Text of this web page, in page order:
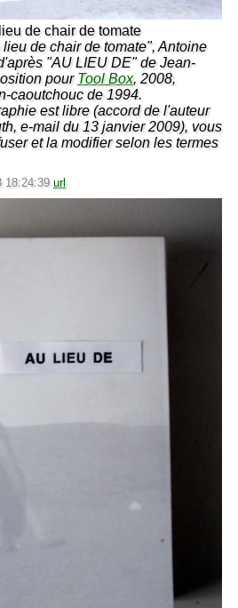
de chair de tomate
de chair de tomate", Antoine
"AU LIEU DE" de Jean-
pour Tool Box, 2008,
caoutchouc de 1994.
est libre (accord de l'auteur
e-mail du 13 janvier 2009), vous
et la modifier selon les termes
18:24:39 url